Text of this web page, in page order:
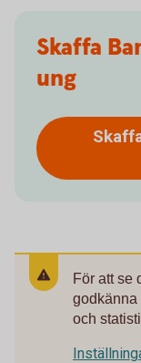
Skaffa
ung
För att se
godkänna
och